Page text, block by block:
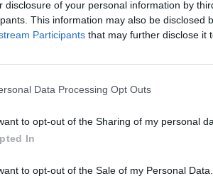
disclosure of your personal information by
This information may also be disclosed
Participants that may further disclose it
Data Processing Opt Outs
to opt-out of the Sharing of my personal
In
to opt-out of the Sale of my Personal Data.
pojawią się nowe składniki opłat,
co jest czym.